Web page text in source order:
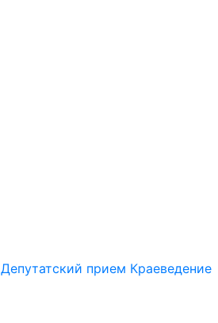
Депутатский прием Краеведение